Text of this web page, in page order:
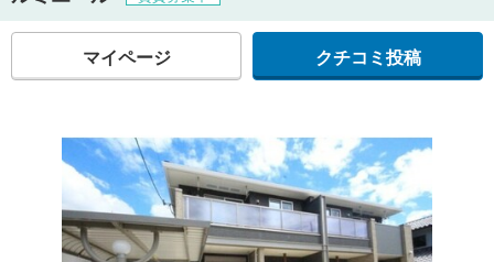
マイページ クチコミ投稿